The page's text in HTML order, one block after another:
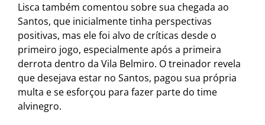
Lisca também comentou sobre sua chegada ao
Santos, que inicialmente tinha perspectivas
positivas, mas ele foi alvo de críticas desde o
primeiro jogo, especialmente após a primeira
derrota dentro da Vila Belmiro. O treinador revela
que desejava estar no Santos, pagou sua própria
multa e se esforçou para fazer parte do time
alvinegro.